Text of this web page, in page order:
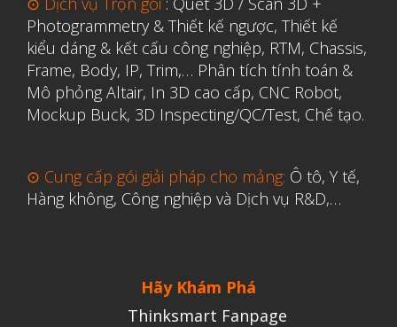
Photogrammetry & Thiết kế ngược, Thiết kế
kiểu dáng & kết cấu công nghiệp, RTM, Chassis,
Frame, Body, IP, Trim,… Phân tích tính toán &
Mô phỏng Altair, In 3D cao cấp, CNC Robot,
Mockup Buck, 3D Inspecting/QC/Test, Chế tạo.
⊙ Cung cấp gói giải pháp cho mảng: Ô tô, Y tế,
Hàng không, Công nghiệp và Dịch vụ R&D,…
Hãy Khám Phá
Thinksmart Fanpage